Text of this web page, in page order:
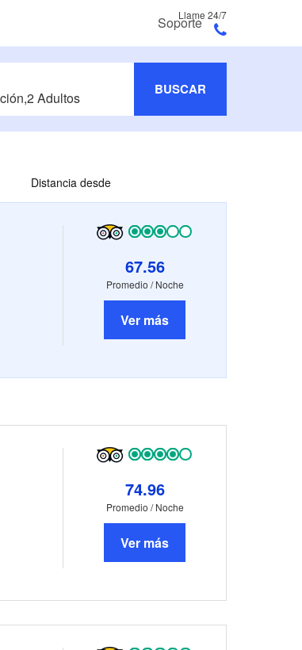
SoporteLlame 24/7
BUSCAR
Distancia desde
67.56
Promedio / Noche
Ver más
74.96
Promedio / Noche
Ver más